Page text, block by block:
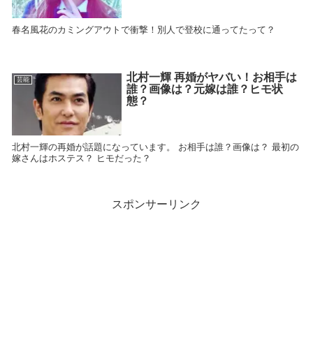
春名風花のカミングアウトで衝撃！別人で登校に通ってたって？
芸能
北村一輝 再婚がヤバい！お相手は
誰？画像は？元嫁は誰？ヒモ状
態？
北村一輝の再婚が話題になっています。 お相手は誰？画像は？ 最初の
嫁さんはホステス？ ヒモだった？
スポンサーリンク